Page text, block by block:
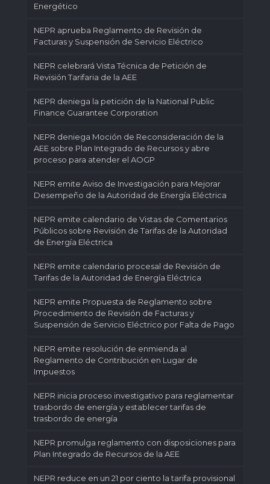
Energético
NEPR aprueba Reglamento de Revisión de
Facturas y Suspensión de Servicio Eléctrico
NEPR celebrará Vista Técnica de Petición de
Revisión Tarifaria de la AEE
NEPR deniega la petición de la National Public
Finance Guarantee Corporation
NEPR deniega Moción de Reconsideración de la
AEE sobre Plan Integrado de Recursos y abre
proceso para atender el AOGP
NEPR emite Aviso de Investigación para Mejorar
Desempeño de la Autoridad de Energía Eléctrica
NEPR emite calendario de Vistas de Comentarios
Públicos sobre Revisión de Tarifas de la Autoridad
de Energía Eléctrica
NEPR emite calendario procesal de Revisión de
Tarifas de la Autoridad de Energía Eléctrica
NEPR emite Propuesta de Reglamento sobre
Procedimiento de Revisión de Facturas y
Suspensión de Servicio Eléctrico por Falta de Pago
NEPR emite resolución de enmienda al
Reglamento de Contribución en Lugar de
Impuestos
NEPR inicia proceso investigativo para reglamentar
trasbordo de energía y establecer tarifas de
trasbordo de energía
NEPR promulga reglamento con disposiciones para
Plan Integrado de Recursos de la AEE
NEPR reduce en un 21 por ciento la tarifa provisional